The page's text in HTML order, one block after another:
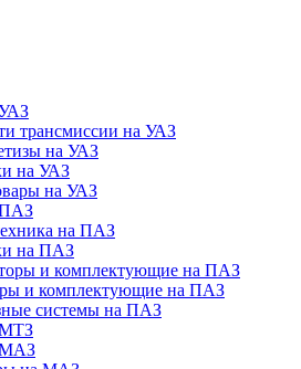
трансмиссии на УАЗ
на УАЗ
на УАЗ
на УАЗ
ПАЗ
на ПАЗ
на ПАЗ
и комплектующие на ПАЗ
и комплектующие на ПАЗ
системы на ПАЗ
МТЗ
МАЗ